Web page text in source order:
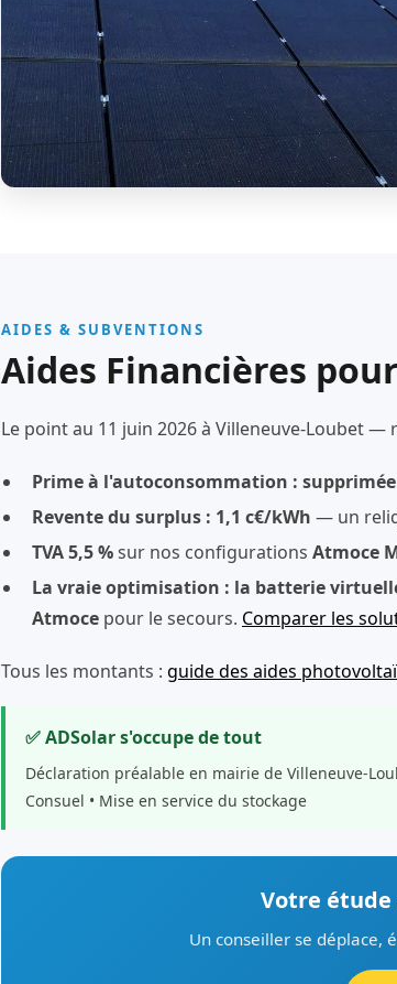
AIDES & SUBVENTIONS
Aides Financières
Le point au 11 juin 2026 à Villeneuve-Loubet
Prime à l'autoconsommation : supprimée
Revente du surplus : 1,1 c€/kWh — un
TVA 5,5 %sur nos configurations Atmoce
La vraie optimisation : la batterie
Atmoce pour le secours. Comparer les
Tous les montants : guide des aides
✅ ADSolar s'occupe de tout
Déclaration préalable en mairie de Villeneuve-
Consuel • Mise en service du stockage
Votre
Un conseiller se déplace,